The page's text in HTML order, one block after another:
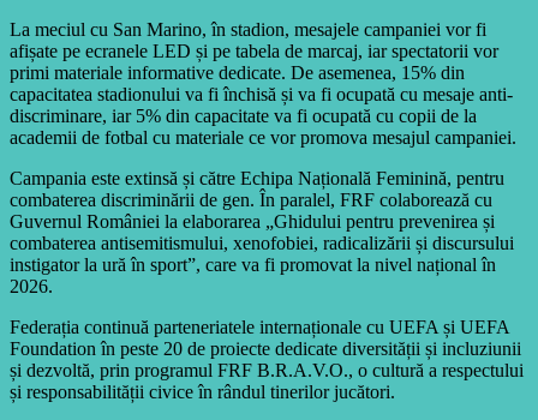
La meciul cu San Marino, în stadion, mesajele campaniei vor fi
afișate pe ecranele LED și pe tabela de marcaj, iar spectatorii vor
primi materiale informative dedicate. De asemenea, 15% din
capacitatea stadionului va fi închisă și va fi ocupată cu mesaje anti-
discriminare, iar 5% din capacitate va fi ocupată cu copii de la
academii de fotbal cu materiale ce vor promova mesajul campaniei.
Campania este extinsă și către Echipa Națională Feminină, pentru
combaterea discriminării de gen. În paralel, FRF colaborează cu
Guvernul României la elaborarea „Ghidului pentru prevenirea și
combaterea antisemitismului, xenofobiei, radicalizării și discursului
instigator la ură în sport”, care va fi promovat la nivel național în
2026.
Federația continuă parteneriatele internaționale cu UEFA și UEFA
Foundation în peste 20 de proiecte dedicate diversității și incluziunii
și dezvoltă, prin programul FRF B.R.A.V.O., o cultură a respectului
și responsabilității civice în rândul tinerilor jucători.